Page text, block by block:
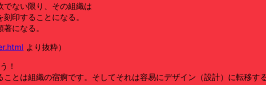
でない限り、その組織は
印することになる。
になる。
より抜粋）
！
とは組織の宿痾です。そしてそれは容易にデザイン（設計）に転移す